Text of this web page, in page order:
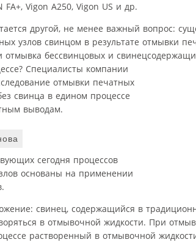
FA+, Vigon A250, Vigon US и др.
другой, не менее важный вопрос:
узлов свинцом в результате отмывки
отмывка бессвинцовых и
Специалисты компании
отмывки печатных
свинца в едином процессе
выводам.
сегодня процессов
основаны на применении
свинец, содержащийся в
в отмывочной жидкости. При
растворенный в отмывочной